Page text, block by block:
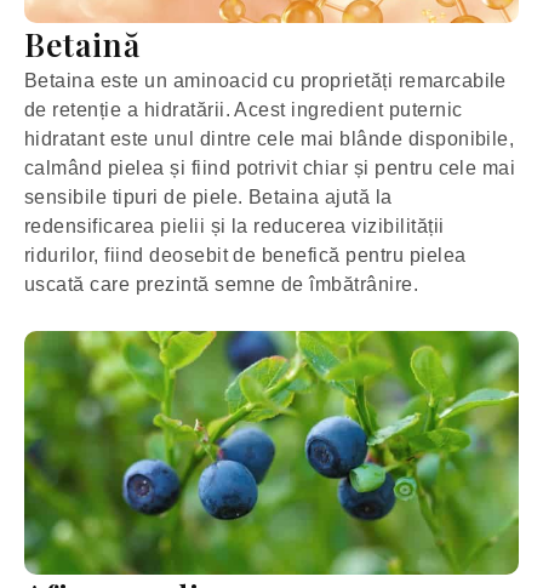
Betaină
Betaina este un aminoacid cu proprietăți remarcabile
de retenție a hidratării. Acest ingredient puternic
hidratant este unul dintre cele mai blânde disponibile,
calmând pielea și fiind potrivit chiar și pentru cele mai
sensibile tipuri de piele. Betaina ajută la
redensificarea pielii și la reducerea vizibilității
ridurilor, fiind deosebit de benefică pentru pielea
uscată care prezintă semne de îmbătrânire.